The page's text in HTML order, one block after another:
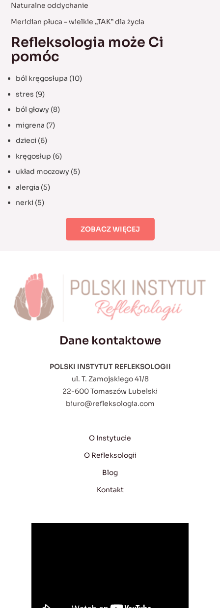
r
:
Naturalne oddychanie
Meridian płuca – wielkie „TAK” dla życia
Refleksologia może Ci
pomóc
ból kręgosłupa (10)
stres (9)
ból głowy (8)
migrena (7)
dzieci (6)
kręgosłup (6)
układ moczowy (5)
alergia (5)
nerki (5)
ZOBACZ WIĘCEJ
Dane kontaktowe
POLSKI INSTYTUT REFLEKSOLOGII
ul. T. Zamojskiego 41/8
22-600 Tomaszów Lubelski
biuro@refleksologia.com
O Instytucie
O Refleksologii
Blog
Kontakt